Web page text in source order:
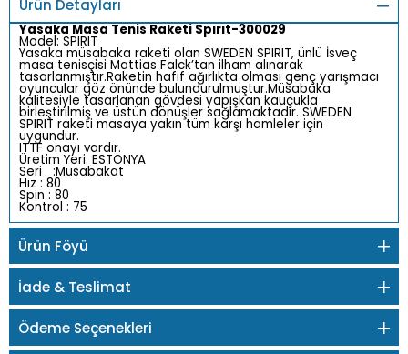
Ürün Detayları
Yasaka Masa Tenis Raketi Spırıt-300029
Model: SPIRIT
Yasaka müsabaka raketi olan SWEDEN SPIRIT, ünlü İsveç
masa tenisçisi Mattias Falck’tan ilham alınarak
tasarlanmıştır.Raketin hafif ağırlıkta olması genç yarışmacı
oyuncular göz önünde bulundurulmuştur.Müsabaka
kalitesiyle tasarlanan gövdesi yapışkan kauçukla
birleştirilmiş ve üstün dönüşler sağlamaktadır. SWEDEN
SPIRIT raketi masaya yakın tüm karşı hamleler için
uygundur.
ITTF onayı vardır.
Üretim Yeri: ESTONYA
Seri :Musabakat
Hız : 80
Spin : 80
Kontrol : 75
Ürün Föyü
İade & Teslimat
Ödeme Seçenekleri